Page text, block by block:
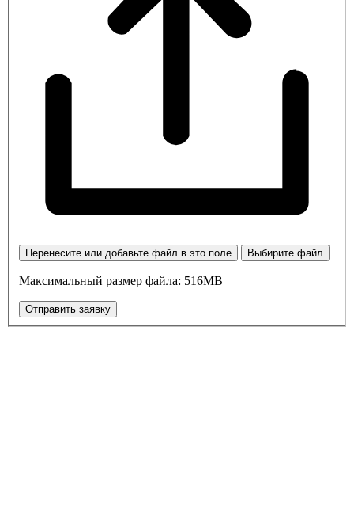
Перенесите или добавьте файл в это поле Выбирите файл
Максимальный размер файла: 516MB
Отправить заявку